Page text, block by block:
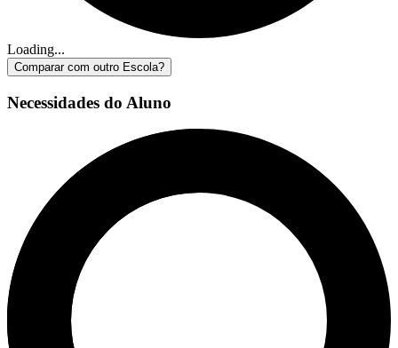
Loading...
Comparar com outro Escola?
Necessidades do Aluno